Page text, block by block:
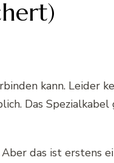
kann. Leider
Das
das ist erstens